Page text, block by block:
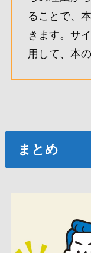
ることで、
きます。サ
用して、本
まとめ